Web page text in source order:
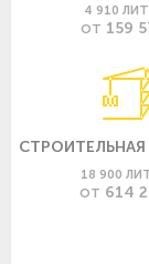
4 910
ОТ 159
18 900
ОТ 614